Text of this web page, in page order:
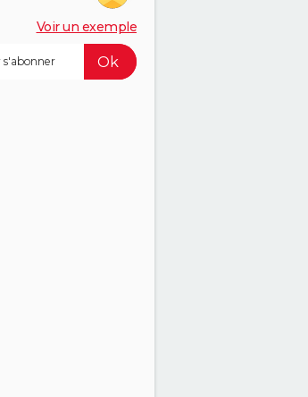
Voir un exemple